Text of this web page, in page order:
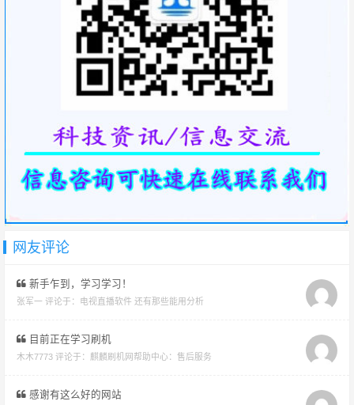
网友评论
新手乍到，学习学习！
张军一 评论于： 电视直播软件 还有那些能用分析
目前正在学习刷机
木木7773 评论于： 麒麟刷机网帮助中心：售后服务
感谢有这么好的网站